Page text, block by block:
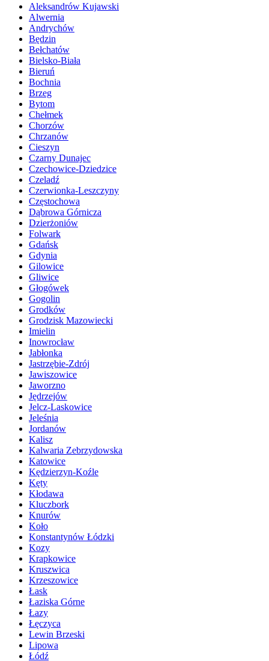
Aleksandrów Kujawski
Alwernia
Andrychów
Będzin
Bełchatów
Bielsko-Biała
Bieruń
Bochnia
Brzeg
Bytom
Chełmek
Chorzów
Chrzanów
Cieszyn
Czarny Dunajec
Czechowice-Dziedzice
Czeladź
Czerwionka-Leszczyny
Częstochowa
Dąbrowa Górnicza
Dzierżoniów
Folwark
Gdańsk
Gdynia
Gilowice
Gliwice
Głogówek
Gogolin
Grodków
Grodzisk Mazowiecki
Imielin
Inowrocław
Jabłonka
Jastrzębie-Zdrój
Jawiszowice
Jaworzno
Jędrzejów
Jelcz-Laskowice
Jeleśnia
Jordanów
Kalisz
Kalwaria Zebrzydowska
Katowice
Kędzierzyn-Koźle
Kęty
Kłodawa
Kluczbork
Knurów
Koło
Konstantynów Łódzki
Kozy
Krapkowice
Kruszwica
Krzeszowice
Łask
Łaziska Górne
Łazy
Łęczyca
Lewin Brzeski
Lipowa
Łódź